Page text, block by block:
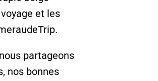
et les
partageons
nos bonnes